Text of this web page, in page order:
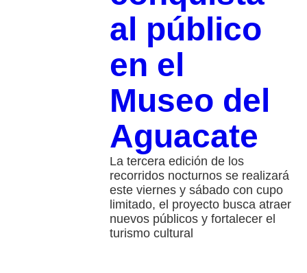
al público
en el
Museo del
Aguacate
La tercera edición de los
recorridos nocturnos se realizará
este viernes y sábado con cupo
limitado, el proyecto busca atraer
nuevos públicos y fortalecer el
turismo cultural